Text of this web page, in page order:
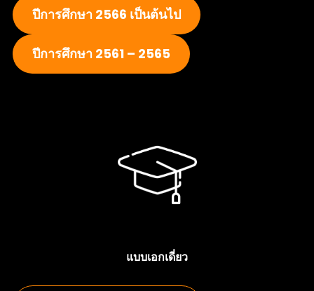
ปีการศึกษา 2566 เป็นต้นไป
ปีการศึกษา 2561 – 2565
แบบเอกเดี่ยว